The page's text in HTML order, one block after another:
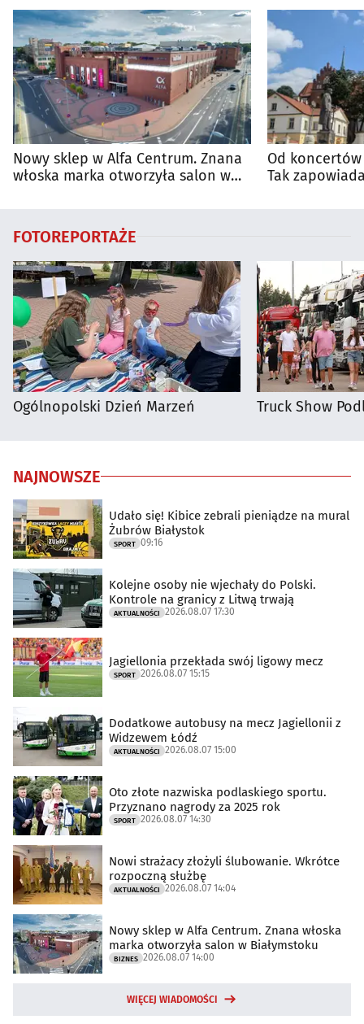
Nowy sklep w Alfa Centrum. Znana
włoska marka otworzyła salon w
Od
Tak
FOTOREPORTAŻE
Ogólnopolski Dzień Marzeń Truck Show
NAJNOWSZE
Udało się! Kibice zebrali pieniądze na mural
Żubrów Białystok
SPORT 09:16
Kolejne osoby nie wjechały do Polski.
Kontrole na granicy z Litwą trwają
AKTUALNOŚCI 2026.08.07 17:30
Jagiellonia przekłada swój ligowy mecz
SPORT 2026.08.07 15:15
Dodatkowe autobusy na mecz Jagiellonii z
Widzewem Łódź
AKTUALNOŚCI 2026.08.07 15:00
Oto złote nazwiska podlaskiego sportu.
Przyznano nagrody za 2025 rok
SPORT 2026.08.07 14:30
Nowi strażacy złożyli ślubowanie. Wkrótce
rozpoczną służbę
AKTUALNOŚCI 2026.08.07 14:04
Nowy sklep w Alfa Centrum. Znana włoska
marka otworzyła salon w Białymstoku
BIZNES 2026.08.07 14:00
WIĘCEJ WIADOMOŚCI